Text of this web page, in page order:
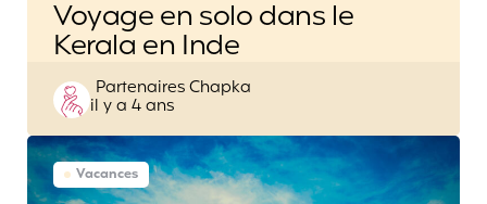
Voyage en solo dans le
Kerala en Inde
Posted
by
Partenaires Chapka
il y a 4 ans
Vacances